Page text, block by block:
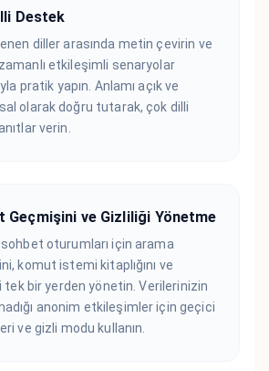
Destek
diller arasında metin çevirin ve
etkileşimli senaryolar
pratik yapın. Anlamı açık ve
olarak doğru tutarak, çok dilli
verin.
Geçmişini ve Gizliliği Yönetme
sohbet oturumları için arama
komut istemi kitaplığını ve
tek bir yerden yönetin. Verilerinizin
anonim etkileşimler için geçici
ve gizli modu kullanın.